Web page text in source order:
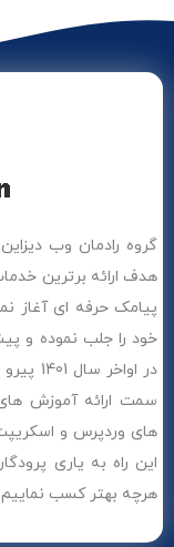
هدف ارائه برترین
پیامک حرفه ای آغاز
خود را جلب نموده و
در
سمت ارائه آموزش
های وردپرس و
این راه به یاری
هرچه بهتر کسب نماییم.